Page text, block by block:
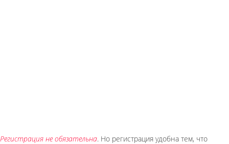
Регистрация не обязательна. Но регистрация удобна тем, что